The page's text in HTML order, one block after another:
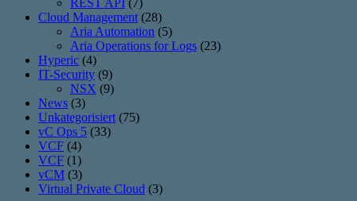
REST API (7)
Cloud Management (28)
Aria Automation (5)
Aria Operations for Logs (23)
Hyperic (4)
IT-Security (9)
NSX (9)
News (3)
Unkategorisiert (75)
vC Ops 5 (33)
VCF (4)
VCF (1)
vCM (3)
Virtual Private Cloud (3)